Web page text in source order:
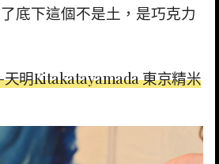
底下這個不是土，是巧克力
明Kitakatayamada 東京精米